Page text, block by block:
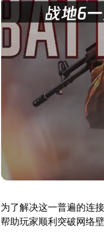
为了解决这一普遍的连
帮助玩家顺利突破网络壁